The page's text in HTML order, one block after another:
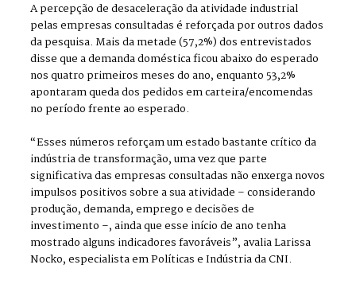
A percepção de desaceleração da atividade industrial
pelas empresas consultadas é reforçada por outros dados
da pesquisa. Mais da metade (57,2%) dos entrevistados
disse que a demanda doméstica ficou abaixo do esperado
nos quatro primeiros meses do ano, enquanto 53,2%
apontaram queda dos pedidos em carteira/encomendas
no período frente ao esperado.
“Esses números reforçam um estado bastante crítico da
indústria de transformação, uma vez que parte
significativa das empresas consultadas não enxerga novos
impulsos positivos sobre a sua atividade – considerando
produção, demanda, emprego e decisões de
investimento –, ainda que esse início de ano tenha
mostrado alguns indicadores favoráveis”, avalia Larissa
Nocko, especialista em Políticas e Indústria da CNI.